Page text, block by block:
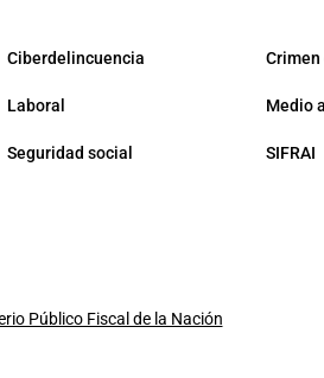
Ciberdelincuencia
Laboral Medio
Seguridad social SIFRAI
Público Fiscal de la Nación